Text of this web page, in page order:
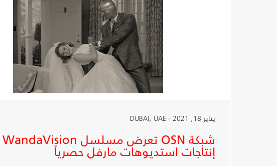
يناير 18, 2021 - DUBAI, UAE
إنتاجات استديوهات مارفل حصرياً